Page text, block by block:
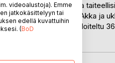
tieteellisiin ja
Seppäsen valokuvat. Akka ja
lapsille ja paloiteltu
videoalustoja). Emme
jatkokäsittelyyn tai
edellä kuvattuihin
(BoD